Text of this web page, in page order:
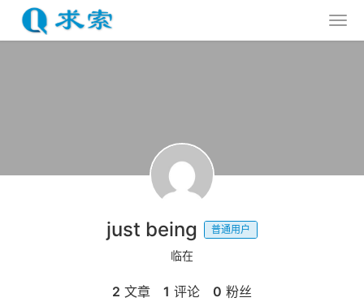
just being 普通用户
临在
2 文章 1 评论 0 粉丝